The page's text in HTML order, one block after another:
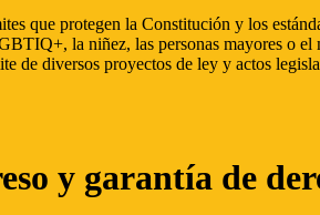
que protegen la Constitución y los
la niñez, las personas mayores o
de diversos proyectos de ley y actos
y garantía de